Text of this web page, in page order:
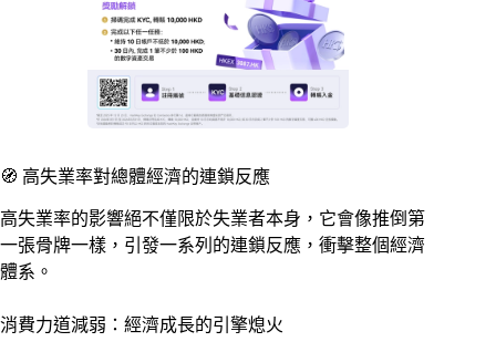
🧭 高失業率對總體經濟的連鎖反應
高失業率的影響絕不僅限於失業者本身，它會像推倒第
一張骨牌一樣，引發一系列的連鎖反應，衝擊整個經濟
體系。
消費力道減弱：經濟成長的引擎熄火